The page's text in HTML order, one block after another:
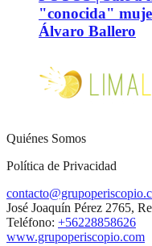
"conocida"
Álvaro Ballero
Quiénes Somos
Política de Privacidad
José Joaquín Pérez 2765,
Teléfono: +56228858626
www.grupoperiscopio.com